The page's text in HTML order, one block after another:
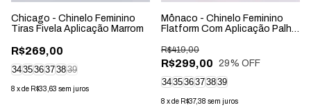
Chicago - Chinelo Feminino
Tiras Fivela Aplicação Marrom
R$269,00
343536373839
8 xde R$33,63 sem juros
Mônaco - Chinelo Feminino
Flatform Com Aplicação Palha
R$299,00
R$419,00
29% OFF
343536373839
8 xde R$37,38 sem juros